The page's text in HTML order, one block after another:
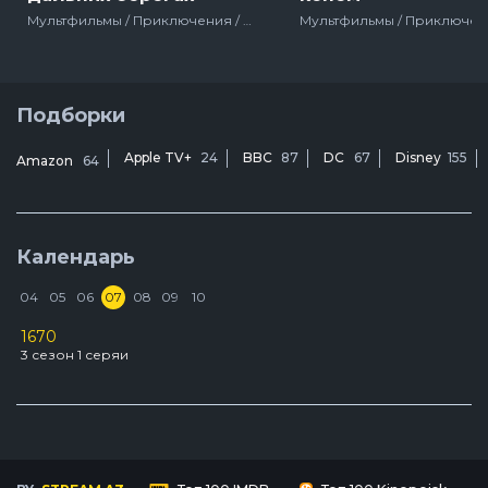
Подборки
Amazon 64 Apple TV+ 24 BBC 87 DC 67 Disney 155
Календарь
04 05 06 07 08 09 10
1670
3 сезон 1 серяи